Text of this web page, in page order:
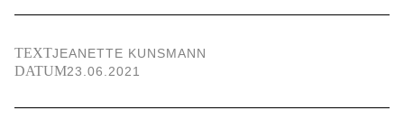
TEXTJEANETTE KUNSMANN
DATUM23.06.2021